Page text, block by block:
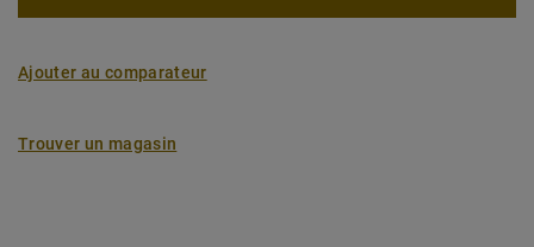
Ajouter au comparateur
Trouver un magasin